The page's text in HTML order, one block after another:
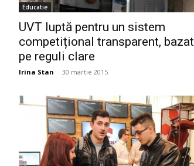
Educatie
UVT luptă pentru un sistem
competițional transparent, bazat
pe reguli clare
Irina Stan - 30 martie 2015